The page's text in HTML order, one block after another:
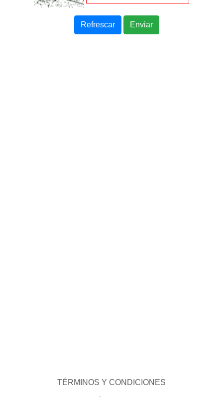
TÉRMINOS Y CONDICIONES